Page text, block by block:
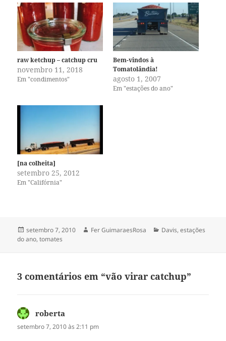
raw ketchup – catchup cru
novembro 11, 2018
Em "condimentos"
Bem-vindos à
Tomatolândia!
agosto 1, 2007
Em "estações do ano"
[na colheita]
setembro 25, 2012
Em "Califórnia"
Publicado
em
setembro 7, 2010 Autor
Fer GuimaraesRosa Categorias
Davis,estações
do ano,tomates
3 comentários em “vão virar catchup”
roberta
setembro 7, 2010 às 2:11 pm